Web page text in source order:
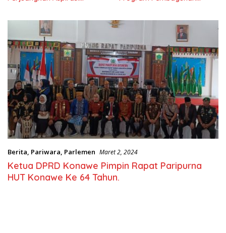
Berita, Pariwara, Parlemen Maret 2, 2024
Ketua DPRD Konawe Pimpin Rapat Paripurna
HUT Konawe Ke 64 Tahun.